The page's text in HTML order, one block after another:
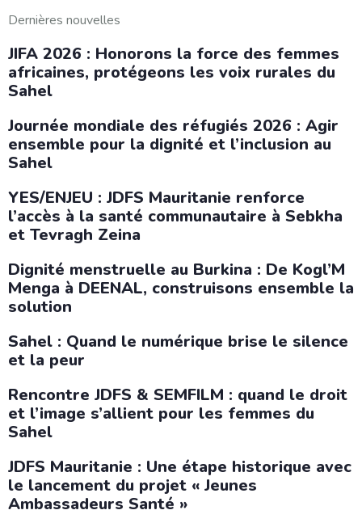
Dernières nouvelles
JIFA 2026 : Honorons la force des femmes
africaines, protégeons les voix rurales du
Sahel
Journée mondiale des réfugiés 2026 : Agir
ensemble pour la dignité et l’inclusion au
Sahel
YES/ENJEU : JDFS Mauritanie renforce
l’accès à la santé communautaire à Sebkha
et Tevragh Zeina
Dignité menstruelle au Burkina : De Kogl’M
Menga à DEENAL, construisons ensemble la
solution
Sahel : Quand le numérique brise le silence
et la peur
Rencontre JDFS & SEMFILM : quand le droit
et l’image s’allient pour les femmes du
Sahel
JDFS Mauritanie : Une étape historique avec
le lancement du projet « Jeunes
Ambassadeurs Santé »